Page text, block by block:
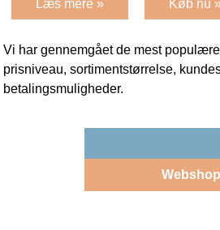
Læs mere » Køb nu
Vi har gennemgået de mest
prisniveau, sortimentstørrelse,
betalingsmuligheder.
Webshop